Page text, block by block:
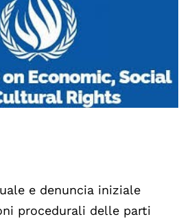
e denuncia iniziale
procedurali delle parti